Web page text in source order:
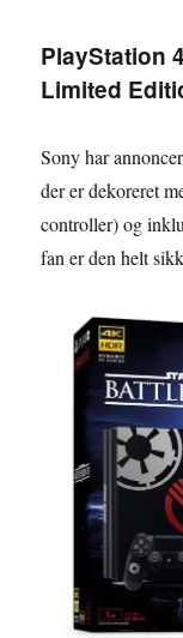
PlayStation
Limited
Sony har
der er dekoreret
controller) og
fan er den helt